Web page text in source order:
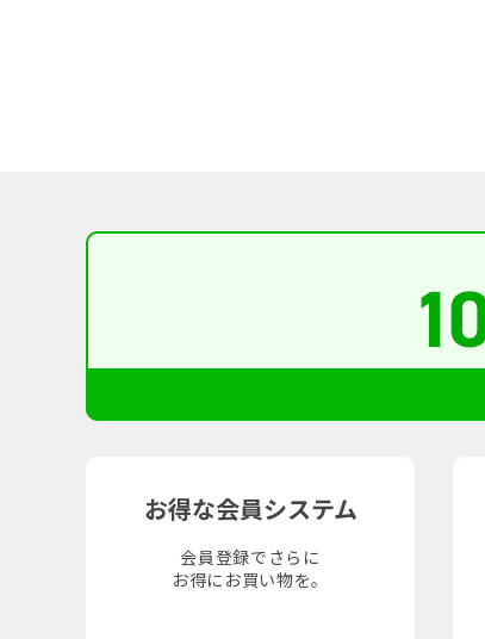
お得な会員システム
会員登録でさらに
お得にお買い物を。